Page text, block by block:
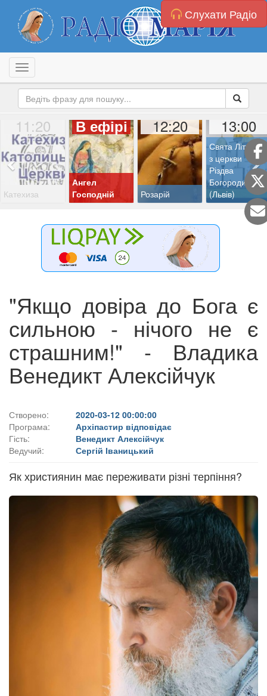
Слухати Радіо
Toggle navigation
11:20
Катехиза
В ефірі
Ангел
Господній
12:20
Розарій
13:00
Свята Літургія
з церкви
Різдва
Богородиці
(Львів)
"Якщо довіра до Бога є
сильною - нічого не є
страшним!" - Владика
Венедикт Алексійчук
Створено:
2020-03-12 00:00:00
Програма:
Архіпастир відповідає
Гість:
Венедикт Алексійчук
Ведучий:
Сергій Іваницький
Як християнин має переживати різні терпіння?